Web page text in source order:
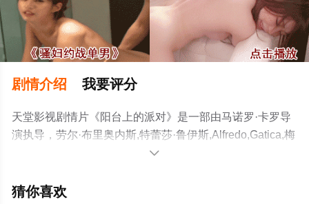
剧情介绍 我要评分
天堂影视剧情片《阳台上的派对》是一部由马诺罗·卡罗导
演执导，劳尔·布里奥内斯,特蕾莎·鲁伊斯,Alfredo,Gatica,梅
赛德斯·埃尔南德斯,Pierre,Louis,Lizeth,Selene,黛比·玛扎,
免费观看高清无删减完整版电影大全就上天堂电影网，更

猜你喜欢